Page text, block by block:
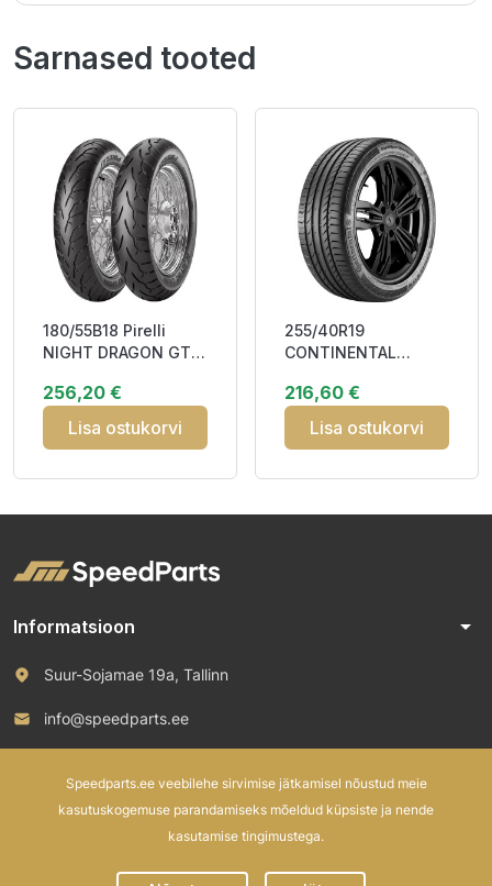
Sarnased tooted
180/55B18 Pirelli
NIGHT DRAGON GT
Rear Reinf
256,20 €
Lisa ostukorvi
255/40R19
CONTINENTAL
100W XL VOL FR
CAB73
216,60 €
Lisa ostukorvi
Informatsioon arrow_drop_down
Suur-Sojamae 19a, Tallinn
info@speedparts.ee
Speedparts.ee veebilehe sirvimise jätkamisel nõustud meie
kasutuskogemuse parandamiseks mõeldud küpsiste ja nende
kasutamise tingimustega.